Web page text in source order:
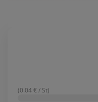
(0.04 € / St)